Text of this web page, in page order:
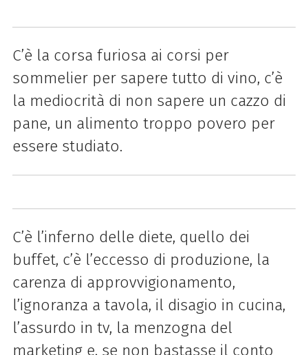
C’è la corsa furiosa ai corsi per
sommelier per sapere tutto di vino, c’è
la mediocrità di non sapere un cazzo di
pane, un alimento troppo povero per
essere studiato.
C’è l’inferno delle diete, quello dei
buffet, c’è l’eccesso di produzione, la
carenza di approvvigionamento,
l’ignoranza a tavola, il disagio in cucina,
l’assurdo in tv, la menzogna del
marketing e, se non bastasse il conto